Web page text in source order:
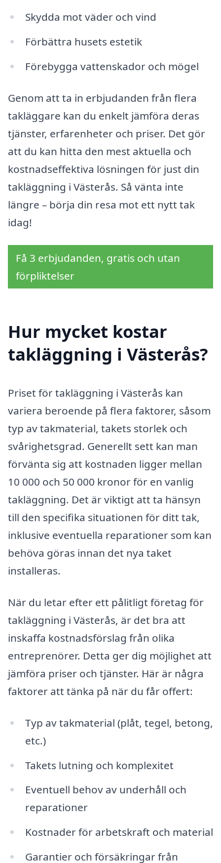
Skydda mot väder och vind
Förbättra husets estetik
Förebygga vattenskador och mögel
Genom att ta in erbjudanden från flera
takläggare kan du enkelt jämföra deras
tjänster, erfarenheter och priser. Det gör
att du kan hitta den mest aktuella och
kostnadseffektiva lösningen för just din
takläggning i Västerås. Så vänta inte
längre – börja din resa mot ett nytt tak
idag!
Få 3 erbjudanden, gratis och utan
förpliktelser
Hur mycket kostar
takläggning i Västerås?
Priset för takläggning i Västerås kan
variera beroende på flera faktorer, såsom
typ av takmaterial, takets storlek och
svårighetsgrad. Generellt sett kan man
förvänta sig att kostnaden ligger mellan
10 000 och 50 000 kronor för en vanlig
takläggning. Det är viktigt att ta hänsyn
till den specifika situationen för ditt tak,
inklusive eventuella reparationer som kan
behöva göras innan det nya taket
installeras.
När du letar efter ett pålitligt företag för
takläggning i Västerås, är det bra att
inskaffa kostnadsförslag från olika
entreprenörer. Detta ger dig möjlighet att
jämföra priser och tjänster. Här är några
faktorer att tänka på när du får offert:
Typ av takmaterial (plåt, tegel, betong,
etc.)
Takets lutning och komplexitet
Eventuell behov av underhåll och
reparationer
Kostnader för arbetskraft och material
Garantier och försäkringar från